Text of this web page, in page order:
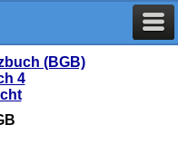
(BGB)
4